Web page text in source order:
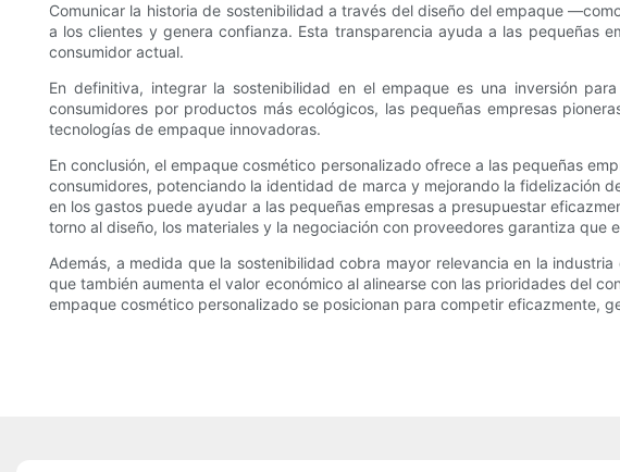
Comunicar la historia de sostenibilidad a través del diseño del empaque
a los clientes y genera confianza. Esta transparencia ayuda a las pequeñas
consumidor actual.
En definitiva, integrar la sostenibilidad en el empaque es una inversión
consumidores por productos más ecológicos, las pequeñas empresas
tecnologías de empaque innovadoras.
En conclusión, el empaque cosmético personalizado ofrece a las pequeñas
consumidores, potenciando la identidad de marca y mejorando la fidelización
en los gastos puede ayudar a las pequeñas empresas a presupuestar
torno al diseño, los materiales y la negociación con proveedores garantiza que
Además, a medida que la sostenibilidad cobra mayor relevancia en la
que también aumenta el valor económico al alinearse con las prioridades del
empaque cosmético personalizado se posicionan para competir eficazmente,